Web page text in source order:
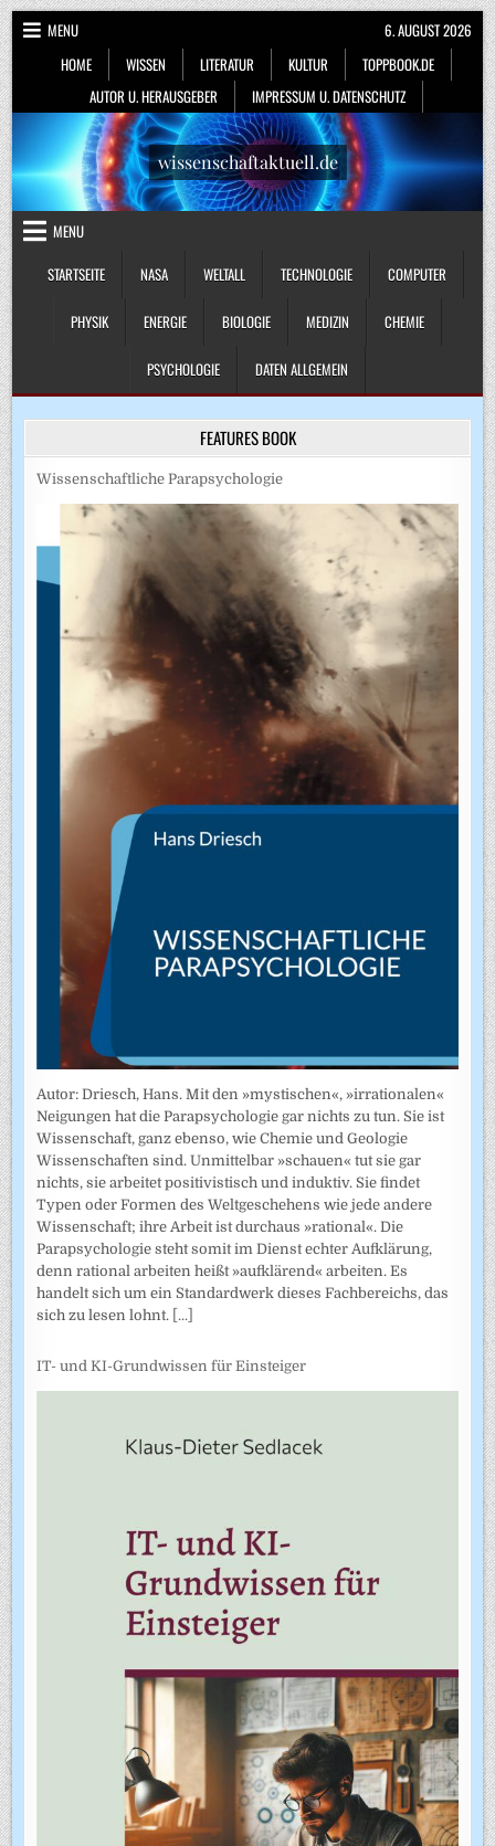
Skip
to
content
MENU
HOME
WISSEN LITERATUR KULTUR
TOPPBOOK.DE
AUTOR U. HERAUSGEBER
IMPRESSUM U. DATENSCHUTZ
6. AUGUST 2026
wissenschaftaktuell.de
MENU
STARTSEITE
NASA WELTALL TECHNOLOGIE COMPUTER
PHYSIK ENERGIE BIOLOGIE MEDIZIN CHEMIE
PSYCHOLOGIE DATEN ALLGEMEIN
FEATURES BOOK
Wissenschaftliche Parapsychologie
Autor: Driesch, Hans. Mit den »mystischen«, »irrationalen«
Neigungen hat die Parapsychologie gar nichts zu tun. Sie ist
Wissenschaft, ganz ebenso, wie Chemie und Geologie
Wissenschaften sind. Unmittelbar »schauen« tut sie gar
nichts, sie arbeitet positivistisch und induktiv. Sie findet
Typen oder Formen des Weltgeschehens wie jede andere
Wissenschaft; ihre Arbeit ist durchaus »rational«. Die
Parapsychologie steht somit im Dienst echter Aufklärung,
denn rational arbeiten heißt »aufklärend« arbeiten. Es
handelt sich um ein Standardwerk dieses Fachbereichs, das
sich zu lesen lohnt. [...]
IT- und KI-Grundwissen für Einsteiger